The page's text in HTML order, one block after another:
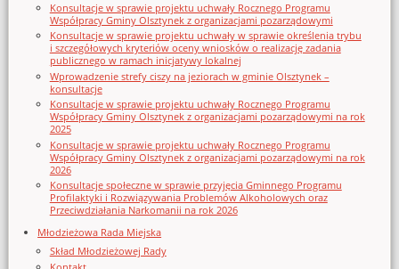
Konsultacje w sprawie projektu uchwały Rocznego Programu
Współpracy Gminy Olsztynek z organizacjami pozarządowymi
Konsultacje w sprawie projektu uchwały w sprawie określenia trybu
i szczegółowych kryteriów oceny wniosków o realizację zadania
publicznego w ramach inicjatywy lokalnej
Wprowadzenie strefy ciszy na jeziorach w gminie Olsztynek –
konsultacje
Konsultacje w sprawie projektu uchwały Rocznego Programu
Współpracy Gminy Olsztynek z organizacjami pozarządowymi na rok
2025
Konsultacje w sprawie projektu uchwały Rocznego Programu
Współpracy Gminy Olsztynek z organizacjami pozarządowymi na rok
2026
Konsultacje społeczne w sprawie przyjęcia Gminnego Programu
Profilaktyki i Rozwiązywania Problemów Alkoholowych oraz
Przeciwdziałania Narkomanii na rok 2026
Młodzieżowa Rada Miejska
Skład Młodzieżowej Rady